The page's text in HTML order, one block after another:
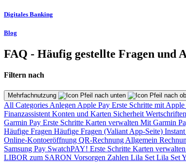
Digitales Banking
Blog
FAQ - Häufig gestellte Fragen und
Filtern nach
Mehrfachnutzung
All Categories Anlegen Apple Pay Erste Schritte mit Apple
Finanzassistent Konten und Karten Sicherheit
Garmin Pay Erste Schritte Karten verwalten Mit Garmin
Häufige Fragen Häufige Fragen (Valiant App-Seite)
Online-Kontoeröffnung QR-Rechnung Allgemein
Samsung Pay SwatchPAY! Erste Schritte Karten verwalten
LIBOR zum SARON Vorsorgen Zahlen Lila Set Lila Set